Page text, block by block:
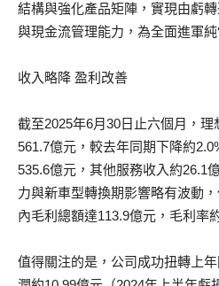
結構與強化產品矩陣，實現由虧
與現金流管理能力，為全面進軍
收入略降 盈利改善
截至2025年6月30日止六個月，
561.7億元，較去年同期下降約
535.6億元，其他服務收入約26.1
力與新車型轉換期影響略有波動
內毛利總額達113.9億元，毛利率
值得關注的是，公司成功扭轉上